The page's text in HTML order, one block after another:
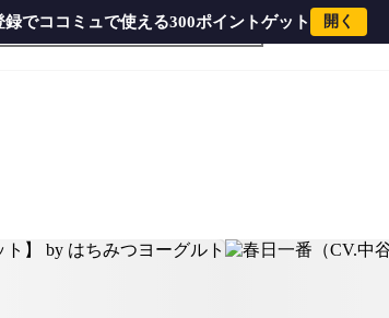
録でココミュで使える300ポイントゲット 開く